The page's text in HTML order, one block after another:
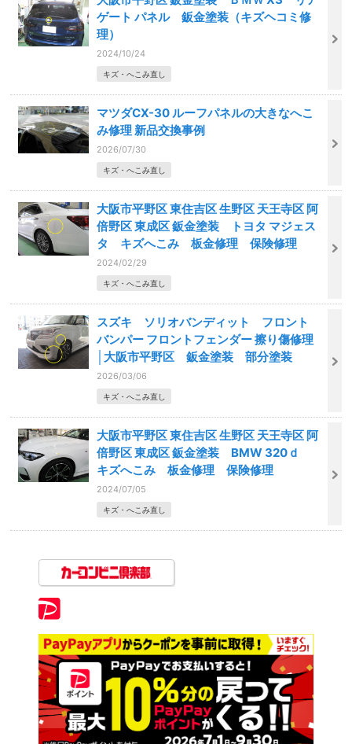
ゲート パネル 鈑金塗装（キズヘコミ修
理）
2024/10/24
キズ・へこみ直し
マツダCX-30 ルーフパネルの大きなへこ
み修理 新品交換事例
2026/07/30
キズ・へこみ直し
大阪市平野区 東住吉区 生野区 天王寺区 阿
倍野区 東成区 鈑金塗装 トヨタ マジェス
タ キズへこみ 板金修理 保険修理
2024/02/29
キズ・へこみ直し
スズキ ソリオバンディット フロント
バンパー フロントフェンダー 擦り傷修理
│大阪市平野区 鈑金塗装 部分塗装
2026/03/06
キズ・へこみ直し
大阪市平野区 東住吉区 生野区 天王寺区 阿
倍野区 東成区 鈑金塗装 BMW 320ｄ
キズへこみ 板金修理 保険修理
2024/07/05
キズ・へこみ直し